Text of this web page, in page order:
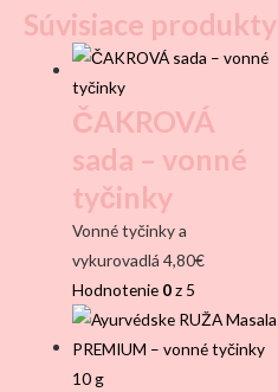
Súvisiace produkty
ČAKROVÁ
sada – vonné
tyčinky
Vonné tyčinky a
vykurovadlá4,80€
Hodnotenie 0z 5